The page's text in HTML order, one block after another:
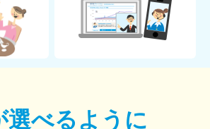
選べるように